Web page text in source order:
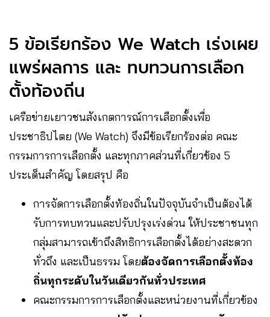
5 ข้อเรียกร้อง We Watch เร่งเผย
แพร่ผลการ และ ทบทวนการเลือก
ตั้งท้องถิ่น
เครือข่ายเยาวชนสังเกตการณ์การเลือกตั้งเพื่อ
ประชาธิปไตย (We Watch) จึงมีข้อเรียกร้องต่อ คณะ
กรรมการการเลือกตั้ง และทุกภาคส่วนที่เกี่ยวข้อง 5
ประเด็นสำคัญ โดยสรุป คือ
การจัดการเลือกตั้งท้องถิ่นในปัจจุบันจำเป็นต้องได้
รับการทบทวนและปรับปรุงเร่งด่วน ให้ประชาชนทุก
กลุ่มสามารถเข้าถึงสิทธิการเลือกตั้งได้อย่างสะดวก
ทั่วถึง และเป็นธรรม โดยต้องจัดการเลือกตั้งท้อง
ถิ่นทุกระดับในวันเดียวกันทั่วประเทศ
คณะกรรมการการเลือกตั้งและหน่วยงานที่เกี่ยวข้อง